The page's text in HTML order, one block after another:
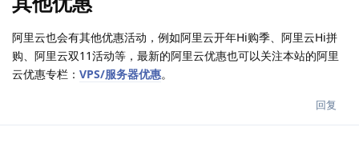
阿里云也会有其他优惠活动，例如阿里云开年Hi购季、阿里云Hi拼
购、阿里云双11活动等，最新的阿里云优惠也可以关注本站的阿里
云优惠专栏： VPS/服务器优惠。
回复